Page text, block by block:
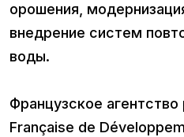
орошения,
внедрение систем
воды.
Французское
Française de